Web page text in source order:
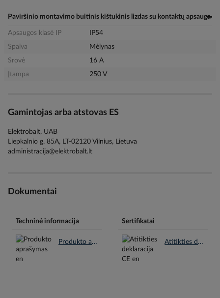
Paviršinio montavimo buitinis kištukinis lizdas su kontaktų apsauga
Apsaugos klasė IP
IP54
Spalva
Mėlynas
Srovė
16 A
Įtampa
250 V
Gamintojas arba atstovas ES
Elektrobalt, UAB
Liepkalnio g. 85A, LT-02120 Vilnius, Lietuva
administracija@elektrobalt.lt
Dokumentai
Techninė informacija
Produkto aprašymas en.pdf
Sertifikatai
Atitikties deklaracija CE en.pdf